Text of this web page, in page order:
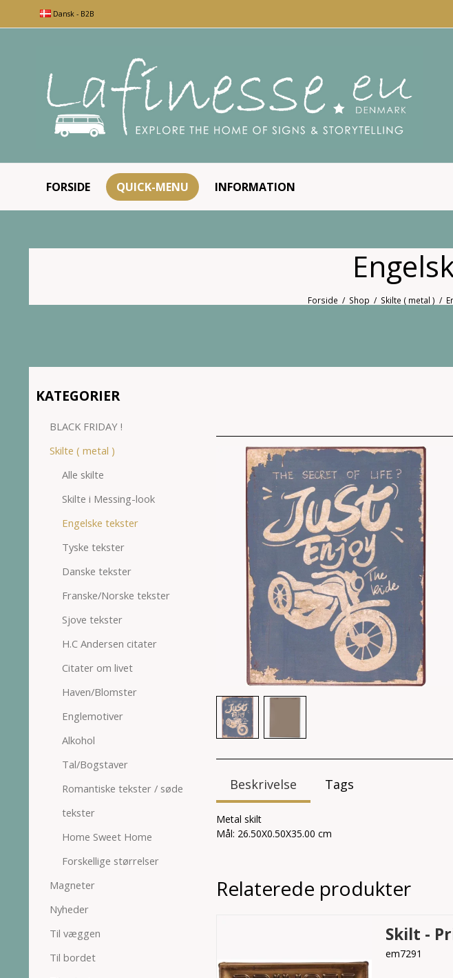
Dansk - B2B
FORSIDE QUICK-MENU INFORMATION
Forside / Shop / Skilte ( metal ) /
KATEGORIER
BLACK FRIDAY !
Skilte ( metal )
Alle skilte
Skilte i Messing-look
Engelske tekster
Tyske tekster
Danske tekster
Franske/Norske tekster
Sjove tekster
H.C Andersen citater
Citater om livet
Haven/Blomster
Englemotiver
Alkohol
Tal/Bogstaver
Romantiske tekster / søde
tekster
Home Sweet Home
Forskellige størrelser
Magneter
Nyheder
Til væggen
Til bordet
Beskrivelse Tags
Metal skilt
Mål: 26.50X0.50X35.00 cm
Relaterede produkter
Skilt -
em7291